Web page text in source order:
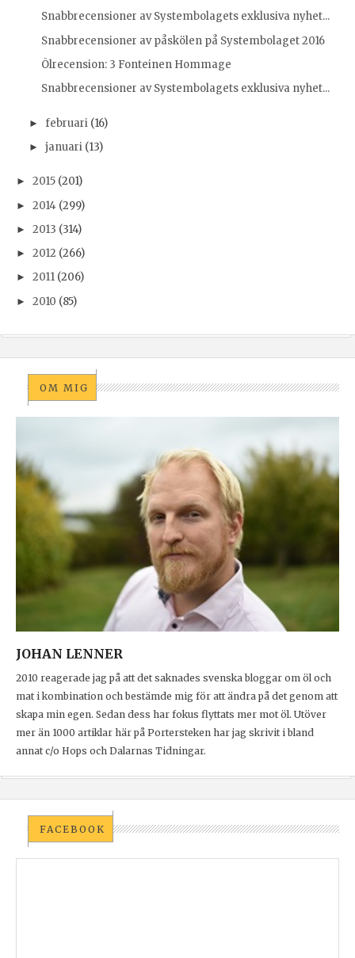
Snabbrecensioner av Systembolagets exklusiva nyhet...
Snabbrecensioner av påskölen på Systembolaget 2016
Ölrecension: 3 Fonteinen Hommage
Snabbrecensioner av Systembolagets exklusiva nyhet...
► februari (16)
► januari (13)
► 2015 (201)
► 2014 (299)
► 2013 (314)
► 2012 (266)
► 2011 (206)
► 2010 (85)
OM MIG
JOHAN LENNER
2010 reagerade jag på att det saknades svenska bloggar om öl och
mat i kombination och bestämde mig för att ändra på det genom att
skapa min egen. Sedan dess har fokus flyttats mer mot öl. Utöver
mer än 1000 artiklar här på Portersteken har jag skrivit i bland
annat c/o Hops och Dalarnas Tidningar.
FACEBOOK